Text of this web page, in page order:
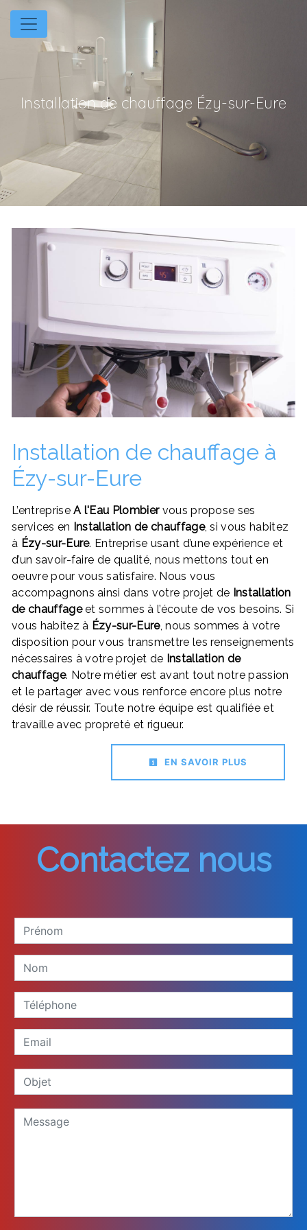
Panneau de gestion des cookies
Installation de chauffage Ézy-sur-Eure
Installation de chauffage à
Ézy-sur-Eure
L’entrepriseA l'Eau Plombiervous propose ses
services en Installation de chauffage, si vous habitez
à Ézy-sur-Eure. Entreprise usant d’une expérience et
d’un savoir-faire de qualité, nous mettons tout en
oeuvre pour vous satisfaire. Nous vous
accompagnons ainsi dans votre projet de Installation
de chauffageet sommes à l’écoute de vos besoins. Si
vous habitez à Ézy-sur-Eure, nous sommes à votre
disposition pour vous transmettre les renseignements
nécessaires à votre projet de Installation de
chauffage. Notre métier est avant tout notre passion
et le partager avec vous renforce encore plus notre
désir de réussir. Toute notre équipe est qualifiée et
travaille avec propreté et rigueur.
EN SAVOIR PLUS
Contactez nous